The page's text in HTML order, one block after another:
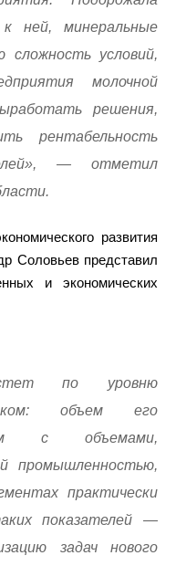
к ней, минеральные
условий,
молочной
решения,
рентабельность
— отметил
развития
Соловьев представил
и экономических
по уровню
объем его
с объемами,
промышленностью,
практически
показателей —
задач нового